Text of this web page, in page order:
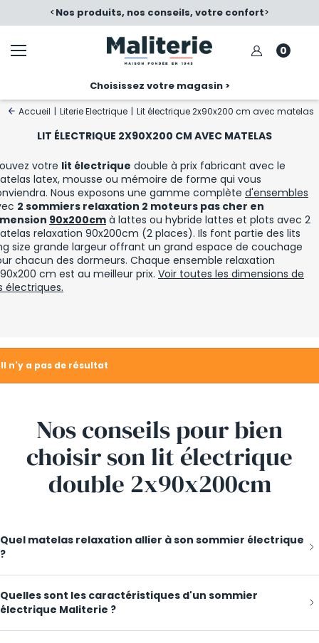
<Nos produits, nos conseils, votre confort>
0
Choisissez votre magasin >
Accueil | Literie Electrique | Lit électrique 2x90x200 cm avec matelas
LIT ÉLECTRIQUE 2X90X200 CM AVEC MATELAS
votre lit électrique double à prix fabricant avec le
latex, mousse ou mémoire de forme qui vous
Nous exposons une gamme complète d'ensembles
2 sommiers relaxation 2 moteurs pas cher en
90x200cm à lattes ou hybride lattes et plots avec 2
relaxation 90x200cm (2 places). Ils font partie des lits
size grande largeur offrant un grand espace de couchage
chacun des dormeurs. Chaque ensemble relaxation
cm est au meilleur prix. Voir toutes les dimensions de
électriques.
Il n'y a pas de résultat
Nos conseils pour bien
choisir sonlit électrique
double 2x90x200cm
Quel matelas relaxation allier à son sommier électrique
?
Quelles sont les caractéristiques d'un sommier
électrique Maliterie ?